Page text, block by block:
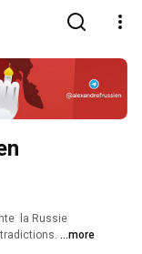
la Russie
...more